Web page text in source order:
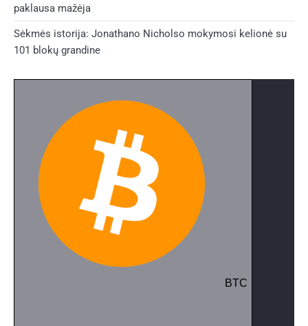
paklausa mažėja
Sėkmės istorija: Jonathano Nicholso mokymosi kelionė su
101 blokų grandine